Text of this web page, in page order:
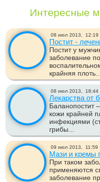
Интересные
08 июл 2013, 12:19
Постит -
Постит у
заболевание
крайняя
08 июл 2013, 18:44
Лекарства от
Баланопостит
кожи крайней
инфекциями
грибы...
09 июл 2013, 11:59
Мази и кремы
При таком
применяются
заболевание